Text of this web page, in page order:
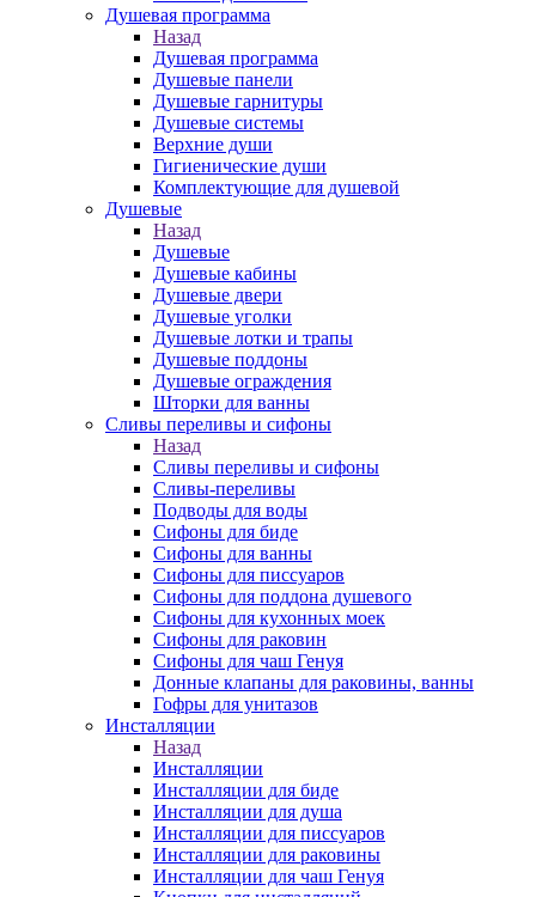
Душевая программа
Назад
Душевая программа
Душевые панели
Душевые гарнитуры
Душевые системы
Верхние души
Гигиенические души
Комплектующие для душевой
Душевые
Назад
Душевые
Душевые кабины
Душевые двери
Душевые уголки
Душевые лотки и трапы
Душевые поддоны
Душевые ограждения
Шторки для ванны
Сливы переливы и сифоны
Назад
Сливы переливы и сифоны
Сливы-переливы
Подводы для воды
Сифоны для биде
Сифоны для ванны
Сифоны для писсуаров
Сифоны для поддона душевого
Сифоны для кухонных моек
Сифоны для раковин
Сифоны для чаш Генуя
Донные клапаны для раковины, ванны
Гофры для унитазов
Инсталляции
Назад
Инсталляции
Инсталляции для биде
Инсталляции для душа
Инсталляции для писсуаров
Инсталляции для раковины
Инсталляции для чаш Генуя